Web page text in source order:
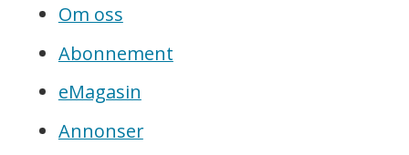
Om oss
Abonnement
eMagasin
Annonser